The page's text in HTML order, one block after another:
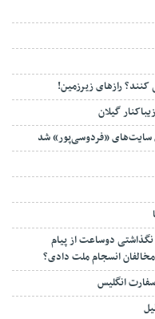
رازهای زیرزمین!
گیلان
سایت‌های «فردوسی‌پور» شد
دوساعت از پیام
مخالفان انسجام ملت دادی؟
انگلیس